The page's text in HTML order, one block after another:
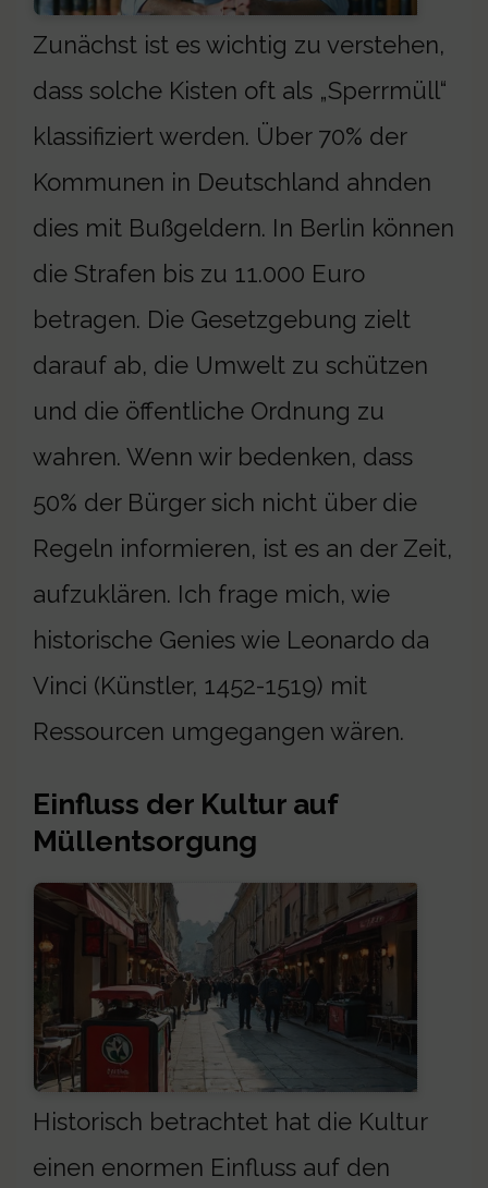
Zunächst ist es wichtig zu verstehen,
dass solche Kisten oft als „Sperrmüll“
klassifiziert werden. Über 70% der
Kommunen in Deutschland ahnden
dies mit Bußgeldern. In Berlin können
die Strafen bis zu 11.000 Euro
betragen. Die Gesetzgebung zielt
darauf ab, die Umwelt zu schützen
und die öffentliche Ordnung zu
wahren. Wenn wir bedenken, dass
50% der Bürger sich nicht über die
Regeln informieren, ist es an der Zeit,
aufzuklären. Ich frage mich, wie
historische Genies wie Leonardo da
Vinci (Künstler, 1452-1519) mit
Ressourcen umgegangen wären.
Einfluss der Kultur auf
Müllentsorgung
Historisch betrachtet hat die Kultur
einen enormen Einfluss auf den